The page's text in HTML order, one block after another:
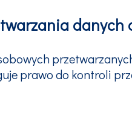
danych
prawo do kontroli